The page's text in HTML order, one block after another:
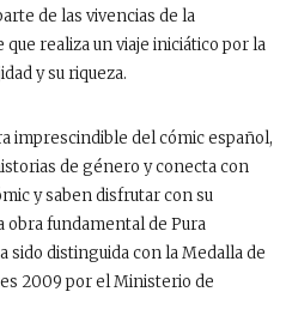
de las vivencias de la
realiza un viaje iniciático por la
y su riqueza.
imprescindible del cómic español,
de género y conecta con
y saben disfrutar con su
obra fundamental de Pura
sido distinguida con la Medalla de
2009 por el Ministerio de